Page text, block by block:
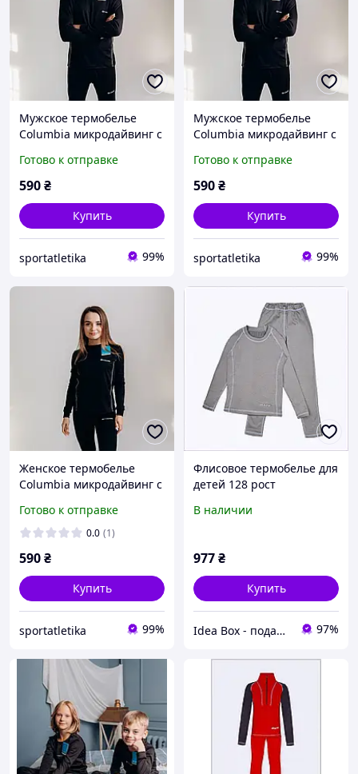
Мужское термобелье
Columbia микродайвинг с
Черный
Готово к отправке
590₴
Купить
sportatletika 99%
Мужское термобелье
Columbia микродайвинг с
Черный
Готово к отправке
590₴
Купить
sportatletika 99%
Женское термобелье
Columbia микродайвинг с
Черный
Готово к отправке
0.0 (1)
590₴
Купить
sportatletika 99%
Флисовое термобелье для
детей 128 рост
В наличии
977₴
Купить
Idea Box - подарки для всей семьи 97%